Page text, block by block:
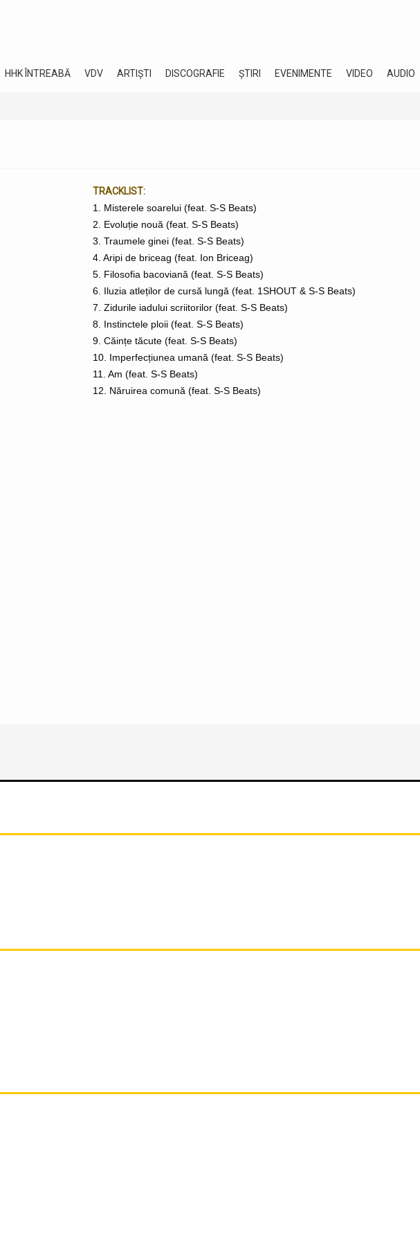
HHK ÎNTREABĂ VDV ARTIȘTI DISCOGRAFIE ȘTIRI EVENIMENTE VIDEO AUDIO
TRACKLIST:
1. Misterele soarelui (feat. S-S Beats)
2. Evoluție nouă (feat. S-S Beats)
3. Traumele ginei (feat. S-S Beats)
4. Aripi de briceag (feat. Ion Briceag)
5. Filosofia bacoviană (feat. S-S Beats)
6. Iluzia atleților de cursă lungă (feat. 1SHOUT & S-S Beats)
7. Zidurile iadului scriitorilor (feat. S-S Beats)
8. Instinctele ploii (feat. S-S Beats)
9. Căințe tăcute (feat. S-S Beats)
10. Imperfecțiunea umană (feat. S-S Beats)
11. Am (feat. S-S Beats)
12. Năruirea comună (feat. S-S Beats)